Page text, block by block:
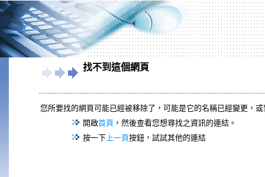
找不到這個網頁
您所要找的網頁可能已經被移除了，可能是它的名稱已經變更，
開啟首頁 ，然後查看您想尋找之資訊的連結。
按一下上一頁按鈕，試試其他的連結